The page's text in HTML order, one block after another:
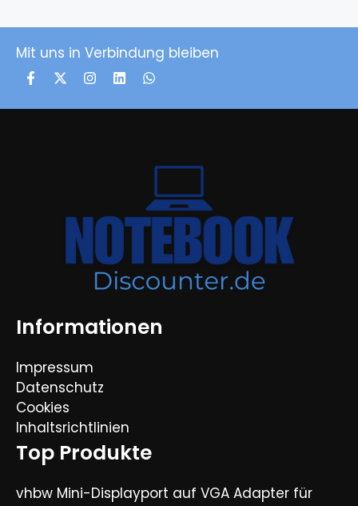
Mit uns in Verbindung bleiben
Informationen
Impressum
Datenschutz
Cookies
Inhaltsrichtlinien
Top Produkte
vhbw Mini-Displayport auf VGA Adapter für